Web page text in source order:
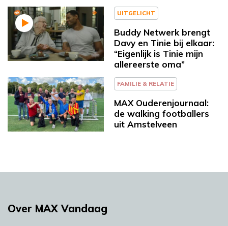
UITGELICHT
Buddy Netwerk brengt
Davy en Tinie bij elkaar:
“Eigenlijk is Tinie mijn
allereerste oma”
FAMILIE & RELATIE
MAX Ouderenjournaal:
de walking footballers
uit Amstelveen
Over MAX Vandaag